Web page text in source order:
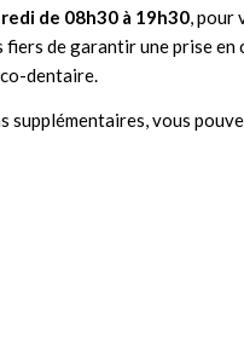
de 08h30 à 19h30, pour
de garantir une prise en
dentaire.
vous